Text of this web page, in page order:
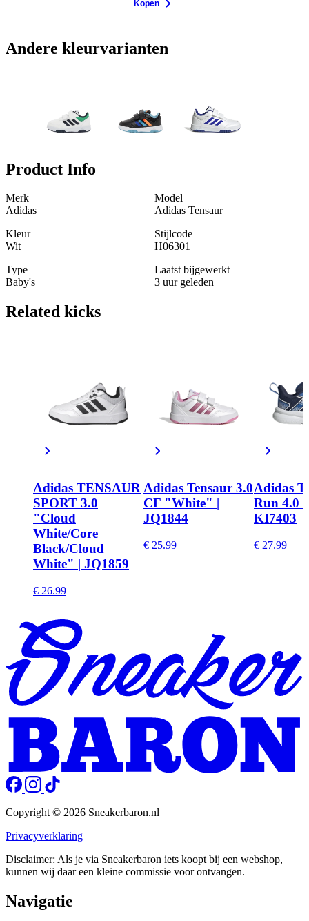
Kopen
Andere kleurvarianten
Product Info
Merk
Adidas
Model
Adidas Tensaur
Kleur
Wit
Stijlcode
H06301
Type
Baby's
Laatst bijgewerkt
3 uur geleden
Related kicks
Adidas TENSAUR
SPORT 3.0
"Cloud
White/Core
Black/Cloud
White" | JQ1859
€ 26.99
Adidas Tensaur 3.0
CF "White" |
JQ1844
€ 25.99
Adidas
Run 4.0
KI7403
€ 27.99
Copyright © 2026 Sneakerbaron.nl
Privacyverklaring
Disclaimer: Als je via Sneakerbaron iets koopt bij een webshop,
kunnen wij daar een kleine commissie voor ontvangen.
Navigatie